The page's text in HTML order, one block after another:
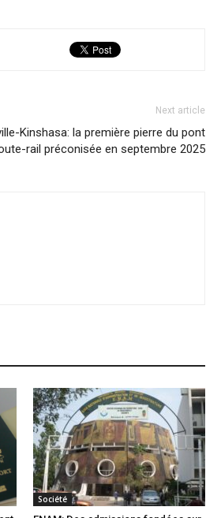
Next article
Kinshasa: la première pierre du pont
rail préconisée en septembre 2025
Société